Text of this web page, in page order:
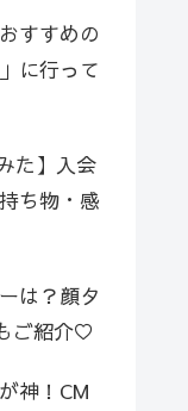
すすめの
に行って
た】入会
ち物・感
は？顔タ
ご紹介♡
神！CM